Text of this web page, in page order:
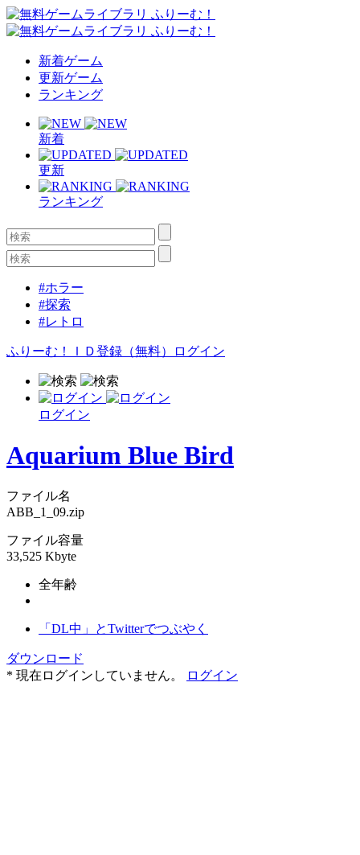
新着ゲーム
更新ゲーム
ランキング
新着
更新
ランキング
#ホラー
#探索
#レトロ
ふりーむ！ＩＤ登録（無料） ログイン
ログイン
Aquarium Blue Bird
ファイル名
ABB_1_09.zip
ファイル容量
33,525 Kbyte
全年齢
「DL中」とTwitterでつぶやく
ダウンロード
* 現在ログインしていません。
ログイン